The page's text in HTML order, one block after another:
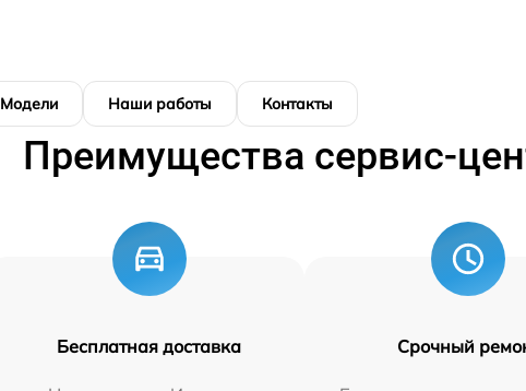
Модели Наши работы Контакты
Преимущества сервис-
Бесплатная доставка Срочный